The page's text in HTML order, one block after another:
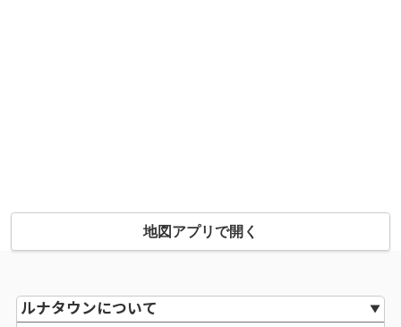
地図アプリで開く
ルナタウンについて